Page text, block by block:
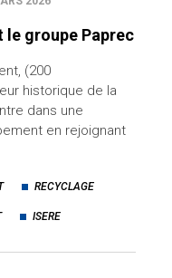
le groupe Paprec
(200
historique de la
dans une
en rejoignant
RECYCLAGE
ISERE